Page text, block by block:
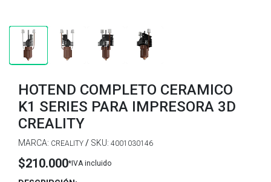
HOTEND COMPLETO CERAMICO
K1 SERIES PARA IMPRESORA 3D
CREALITY
MARCA: CREALITY / SKU: 4001030146
$210.000*IVA incluido